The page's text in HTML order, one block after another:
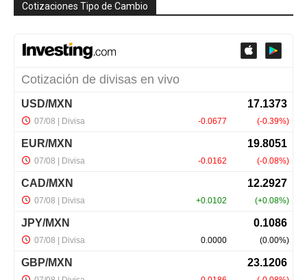
Cotizaciones Tipo de Cambio